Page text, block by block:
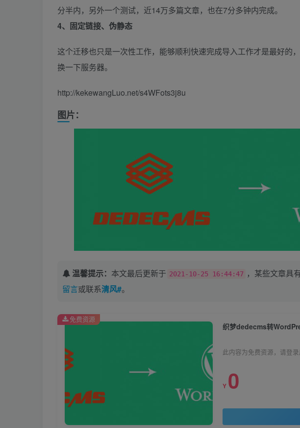
分半内，另外一个测试，近14万多篇文章，也在7分多钟内完成。
4、固定链接、伪静态
这个迁移也只是一次性工作，能够顺利快速完成导入工作才是最好的
换一下服务器。
http://kekewangLuo.net/s4WFots3j8u
图片：
温馨提示： 本文最后更新于 2021-10-25 16:44:47 ，某些文章具
留言或联系清风#。
织梦dedecms转
此内容为免费资源，请登
Y 0
免费资源